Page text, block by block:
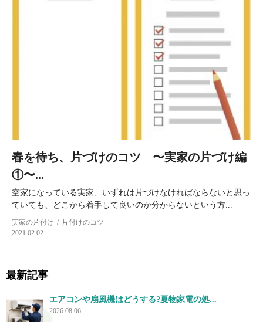
春を待ち、片づけのコツ 〜実家の片づけ編
①〜...
空家になっている実家、いずれは片づけなければならないと思っ
ていても、どこから着手して良いのか分からないという方...
実家の片付け
片付けのコツ
2021.02.02
最新記事
エアコンや扇風機はどうする?夏物家電の処...
2026.08.06